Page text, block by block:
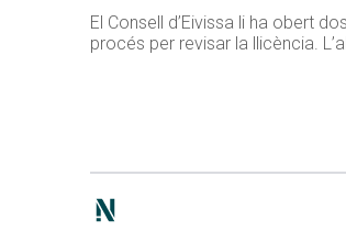
El Consell d’Eivissa li ha obert
procés per revisar la llicència.